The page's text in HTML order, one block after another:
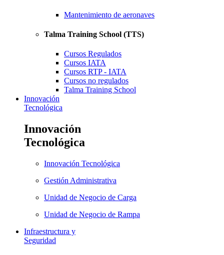
Mantenimiento de aeronaves
Talma Training School (TTS)
Cursos Regulados
Cursos IATA
Cursos RTP - IATA
Cursos no regulados
Talma Training School
Innovación
Tecnológica
Innovación
Tecnológica
Innovación Tecnológica
Gestión Administrativa
Unidad de Negocio de Carga
Unidad de Negocio de Rampa
Infraestructura y
Seguridad